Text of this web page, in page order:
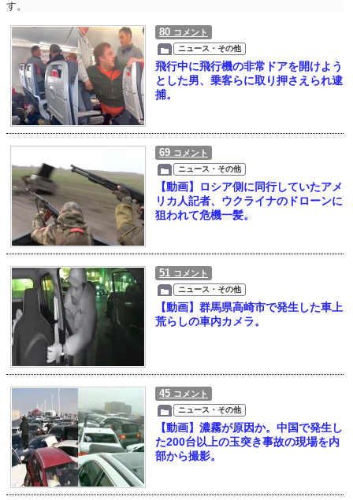
す。
80 コメント
ニュース・その他
飛行中に飛行機の非常ドアを開けよう
とした男、乗客らに取り押さえられ逮
捕。
69 コメント
ニュース・その他
【動画】ロシア側に同行していたアメ
リカ人記者、ウクライナのドローンに
狙われて危機一髪。
51 コメント
ニュース・その他
【動画】群馬県高崎市で発生した車上
荒らしの車内カメラ。
45 コメント
ニュース・その他
【動画】濃霧が原因か。中国で発生し
た200台以上の玉突き事故の現場を内
部から撮影。